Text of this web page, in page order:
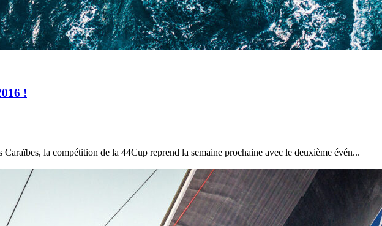
!
la compétition de la 44Cup reprend la semaine prochaine avec le deuxième évén...